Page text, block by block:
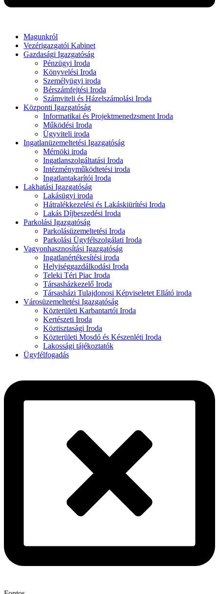
Magunkról
Vezérigazgatói Kabinet
Gazdasági Igazgatóság
Pénzügyi Iroda
Könyvelési Iroda
Személyügyi iroda
Bérszámfejtési Iroda
Számviteli és Házelszámolási Iroda
Központi Igazgatóság
Informatikai és Projektmenedzsment Iroda
Működési Iroda
Ügyviteli iroda
Ingatlanüzemeltetési Igazgatóság
Mérnöki iroda
Ingatlanszolgáltatási Iroda
Intézményműködtetési iroda
Ingatlantakarítói Iroda
Lakhatási Igazgatóság
Lakásügyi iroda
Hátralékkezelési és Lakáskiürítési Iroda
Lakás Díjbeszedési Iroda
Parkolási Igazgatóság
Parkolásüzemeltetési Iroda
Parkolási Ügyfélszolgálati Iroda
Vagyonhasznosítási Igazgatóság
Ingatlanértékesítési iroda
Helyiséggazdálkodási Iroda
Teleki Téri Piac Iroda
Társasházkezelő Iroda
Társasházi Tulajdonosi Képviseletet Ellátó iroda
Városüzemeltetési Igazgatóság
Közterületi Karbantartói Iroda
Kertészeti Iroda
Köztisztasági Iroda
Közterületi Mosdó és Készenléti Iroda
Lakossági tájékoztatók
Ügyfélfogadás